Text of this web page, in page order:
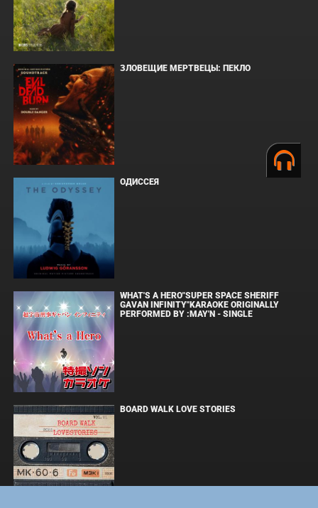
ЗЛОВЕЩИЕ МЕРТВЕЦЫ: ПЕКЛО
ОДИССЕЯ
WHAT'S A HERO"SUPER SPACE SHERIFF
GAVAN INFINITY"KARAOKE ORIGINALLY
PERFORMED BY :MAY'N - SINGLE
BOARD WALK LOVE STORIES